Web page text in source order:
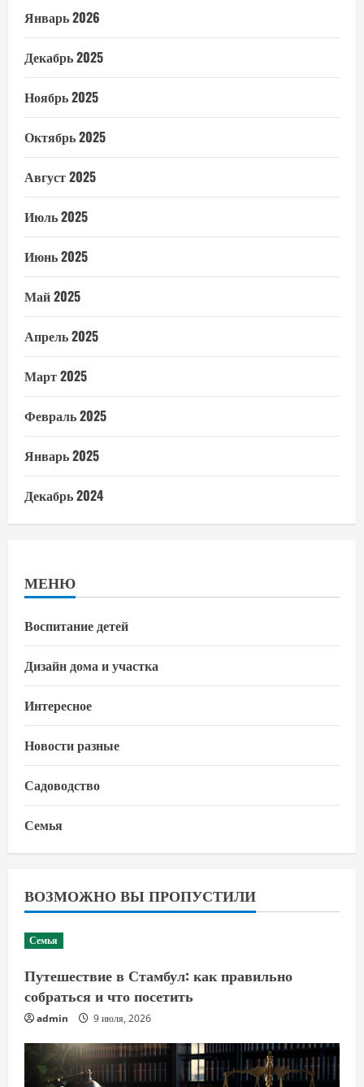
Январь 2026
Декабрь 2025
Ноябрь 2025
Октябрь 2025
Август 2025
Июль 2025
Июнь 2025
Май 2025
Апрель 2025
Март 2025
Февраль 2025
Январь 2025
Декабрь 2024
МЕНЮ
Воспитание детей
Дизайн дома и участка
Интересное
Новости разные
Садоводство
Семья
ВОЗМОЖНО ВЫ ПРОПУСТИЛИ
Семья
Путешествие в Стамбул: как правильно
собраться и что посетить
admin 9 июля, 2026